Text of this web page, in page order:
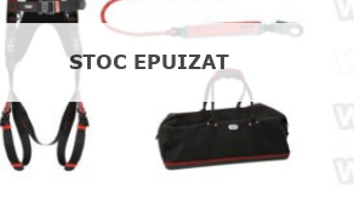
STOC EPUIZAT